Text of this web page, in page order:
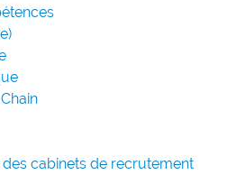
cabinets de recrutement